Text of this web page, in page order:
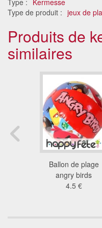
Type de produit : jeux de
Produits de
similaires
Ballon de plage
angry birds
4.5 €